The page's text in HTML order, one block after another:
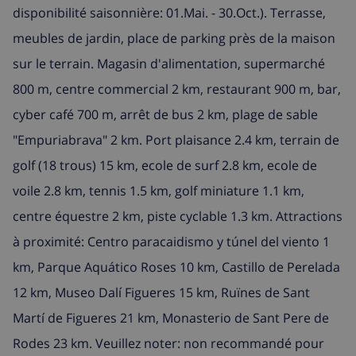
disponibilité saisonnière: 01.Mai. - 30.Oct.). Terrasse,
meubles de jardin, place de parking près de la maison
sur le terrain. Magasin d'alimentation, supermarché
800 m, centre commercial 2 km, restaurant 900 m, bar,
cyber café 700 m, arrêt de bus 2 km, plage de sable
"Empuriabrava" 2 km. Port plaisance 2.4 km, terrain de
golf (18 trous) 15 km, ecole de surf 2.8 km, ecole de
voile 2.8 km, tennis 1.5 km, golf miniature 1.1 km,
centre équestre 2 km, piste cyclable 1.3 km. Attractions
à proximité: Centro paracaidismo y túnel del viento 1
km, Parque Aquático Roses 10 km, Castillo de Perelada
12 km, Museo Dalí Figueres 15 km, Ruïnes de Sant
Martí de Figueres 21 km, Monasterio de Sant Pere de
Rodes 23 km. Veuillez noter: non recommandé pour